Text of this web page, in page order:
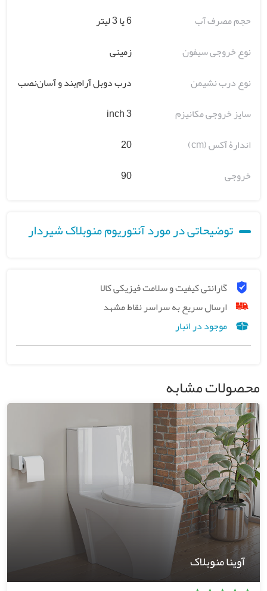
حجم مصرف آب
6 یا 3 لیتر
نوع خروجی سیفون
زمینی
نوع درب نشیمن
درب دوبل آرام‌بند و آسان‌نصب
سایز خروجی مکانیزم
3 inch
اندارۀ آکس (cm)
20
خروجی
90
توضیحاتی در مورد آنتوریوم منوبلاک شیردار
گارانتی کیفیت و سلامت فیزیکی کالا
ارسال سریع به سراسر نقاط مشهد
موجود در انبار
محصولات مشابه
آوینا منوبلاک